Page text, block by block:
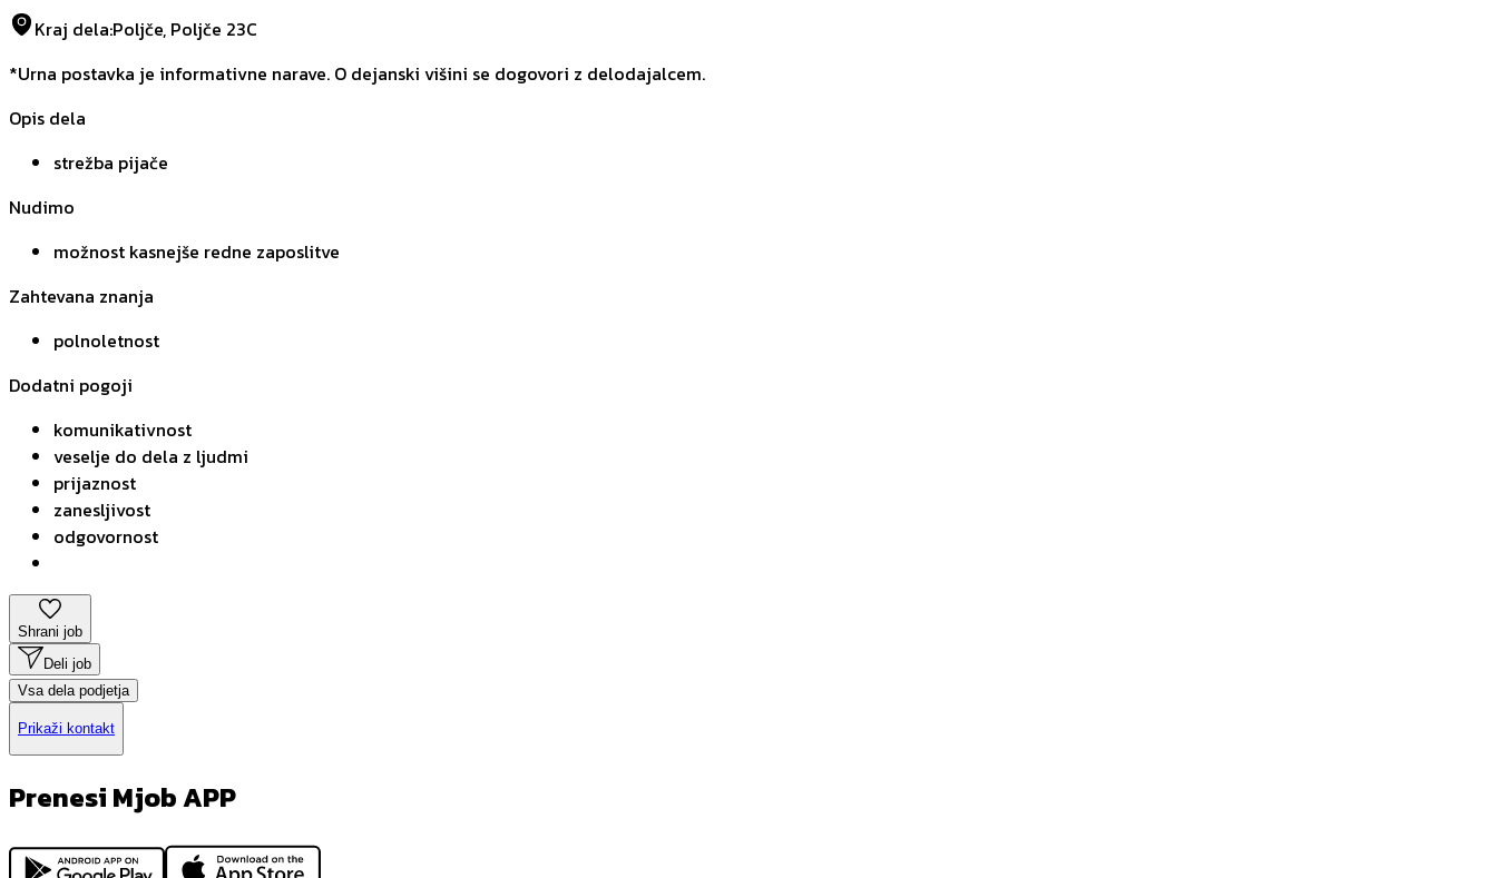
Kraj dela:Poljče, Poljče 23C
*Urna postavka je informativne narave. O dejanski višini se dogovori z delodajalcem.
Opis dela
strežba pijače
Nudimo
možnost kasnejše redne zaposlitve
Zahtevana znanja
polnoletnost
Dodatni pogoji
komunikativnost
veselje do dela z ljudmi
prijaznost
zanesljivost
odgovornost
Shrani job
Deli job
Vsa dela podjetja
Prikaži kontakt
Prenesi Mjob APP